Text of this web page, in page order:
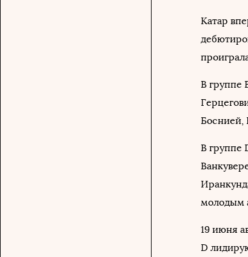
Катар
В группе
Боснией,
В группе
молодым
19 июня
D